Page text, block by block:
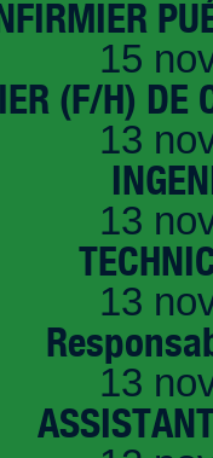
15
(F/H) DE
13
13
13
13